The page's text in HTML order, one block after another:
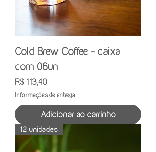
Cold Brew Coffee - caixa
com 06un
Preço
R$ 113,40
Informações de entrega
Adicionar ao carrinho
12 unidades